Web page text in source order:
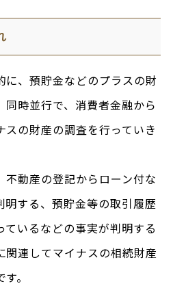
に、預貯金などのプラスの財
時並行で、消費者金融から
の財産の調査を行っていき
不動産の登記からローン付な
明する、預貯金等の取引履歴
いるなどの事実が判明する
関連してマイナスの相続財産
。